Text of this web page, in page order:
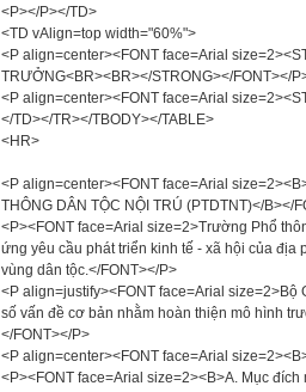
<P></P></TD>
<TD vAlign=top width="60%">
<P align=center><FONT face=Arial
TRƯỞNG<BR><BR></STRONG></FONT></
<P align=center><FONT face=Arial
</TD></TR></TBODY></TABLE>
<HR>
<P align=center><FONT face=Arial
THÔNG DÂN TỘC NỘI TRÚ (PTDTNT)</B></
<P><FONT face=Arial size=2>Trường Phổ
ứng yêu cầu phát triển kinh tế - xã hội của
vùng dân tộc.</FONT></P>
<P align=justify><FONT face=Arial
số vấn đề cơ bản nhằm hoàn thiện mô hình
</FONT></P>
<P align=center><FONT face=Arial
<P><FONT face=Arial size=2><B>A. Mục